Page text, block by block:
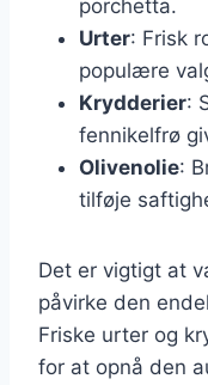
porchetta.
Urter: Frisk
populære
Krydderier:
fennikelfrø
Olivenolie:
tilføje
Det er vigtigt at
påvirke den
Friske urter og
for at opnå den